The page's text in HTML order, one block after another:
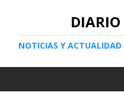
NOTICIAS Y